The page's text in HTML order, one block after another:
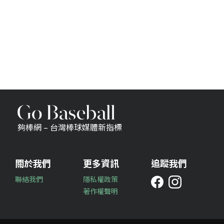
夠棒網 – 台灣棒球媒體新指標
關於我們
聯絡我們
更多資訊
隱私權政策
著作權聲明
追蹤我們